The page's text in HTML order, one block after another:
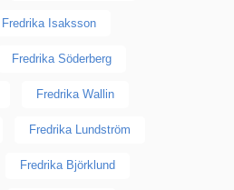
Fredrika Isaksson
Fredrika Söderberg
Fredrika Wallin
Fredrika Lundström
Fredrika Björklund